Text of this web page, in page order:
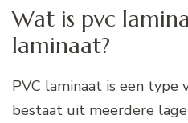
Wat is pvc
laminaat?
PVC laminaat is een type
bestaat uit meerdere